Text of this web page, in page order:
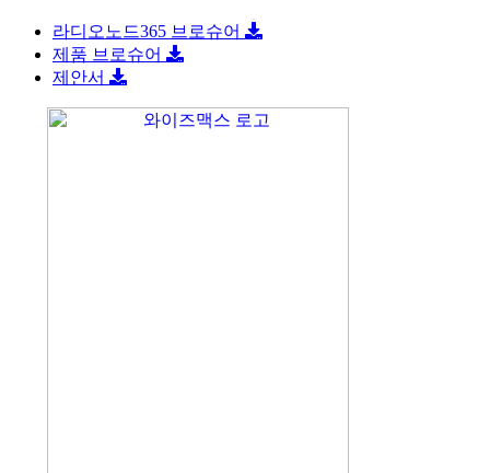
라디오노드365 브로슈어
제품 브로슈어
제안서